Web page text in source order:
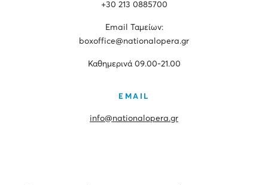
+30 213 0885700
Εmail Ταμείων:
boxoffice@nationalopera.gr
Καθημερινά 09.00-21.00
EMAIL
info@nationalopera.gr